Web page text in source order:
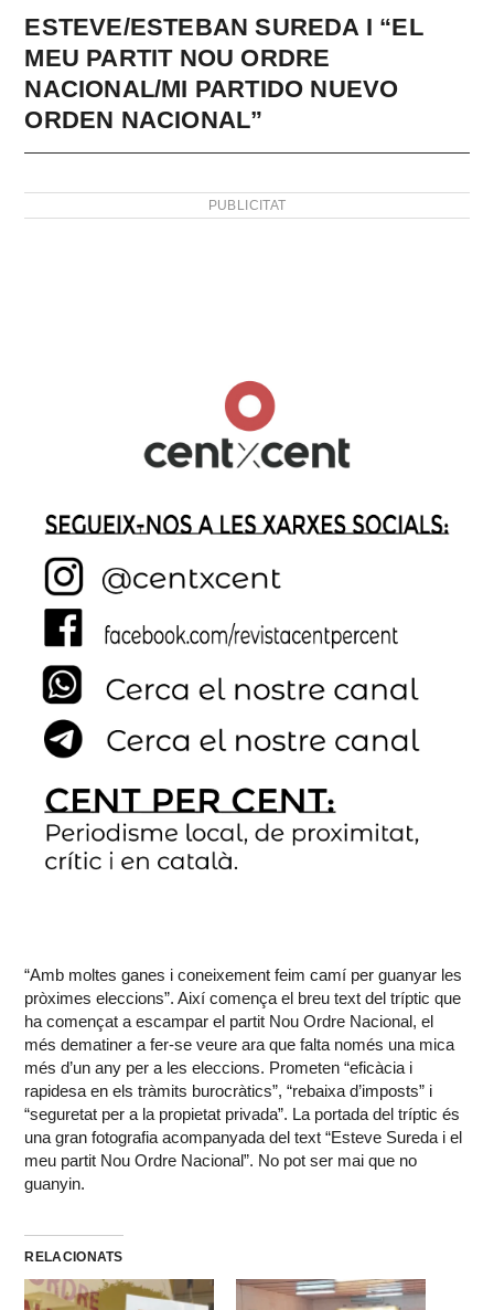
ESTEVE/ESTEBAN SUREDA I “EL
MEU PARTIT NOU ORDRE
NACIONAL/MI PARTIDO NUEVO
ORDEN NACIONAL”
PUBLICITAT
“Amb moltes ganes i coneixement feim camí per guanyar les
pròximes eleccions”. Així comença el breu text del tríptic que
ha començat a escampar el partit Nou Ordre Nacional, el
més dematiner a fer-se veure ara que falta només una mica
més d’un any per a les eleccions. Prometen “eficàcia i
rapidesa en els tràmits burocràtics”, “rebaixa d’imposts” i
“seguretat per a la propietat privada”. La portada del tríptic és
una gran fotografia acompanyada del text “Esteve Sureda i el
meu partit Nou Ordre Nacional”. No pot ser mai que no
guanyin.
RELACIONATS